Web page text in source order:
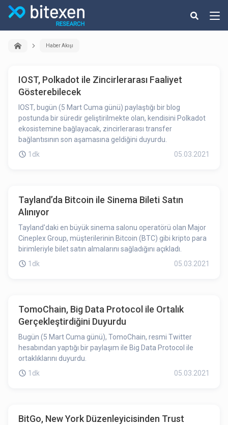
Haber Akışı
IOST, Polkadot ile Zincirlerarası Faaliyet
Gösterebilecek
IOST, bugün (5 Mart Cuma günü) paylaştığı bir blog
postunda bir süredir geliştirilmekte olan, kendisini Polkadot
ekosistemine bağlayacak, zincirlerarası transfer
bağlantısının son aşamasına geldiğini duyurdu.
1dk
05.03.2021
Tayland’da Bitcoin ile Sinema Bileti Satın
Alınıyor
Tayland'daki en büyük sinema salonu operatörü olan Major
Cineplex Group, müşterilerinin Bitcoin (BTC) gibi kripto para
birimleriyle bilet satın almalarını sağladığını açıkladı.
1dk
05.03.2021
TomoChain, Big Data Protocol ile Ortalık
Gerçekleştirdiğini Duyurdu
Bugün (5 Mart Cuma günü), TomoChain, resmi Twitter
hesabından yaptığı bir paylaşım ile Big Data Protocol ile
ortaklıklarını duyurdu.
1dk
05.03.2021
BitGo, New York Düzenleyicisinden Trust